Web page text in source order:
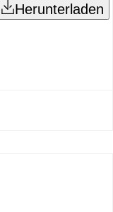
Herunterladen